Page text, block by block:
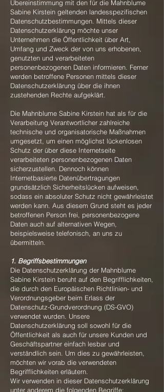
Übereinstimmung mit den für die Mahnblume
Sabine Kirstein geltenden landesspezifischen
Datenschutzbestimmungen. Mittels dieser
Datenschutzerklärung möchte unser
Unternehmen die Öffentlichkeit über Art,
Umfang und Zweck der von uns erhobenen,
genutzten und verarbeiteten
personenbezogenen Daten informieren. Ferner
werden betroffene Personen mittels dieser
Datenschutzerklärung über die ihnen
zustehenden Rechte aufgeklärt.
Die Mahnblume Sabine Kirstein hat als für die
Verarbeitung Verantwortlicher zahlreiche
technische und organisatorische Maßnahmen
umgesetzt, um einen möglichst lückenlosen
Schutz der über diese Internetseite
verarbeiteten personenbezogenen Daten
sicherzustellen. Dennoch können
Internetbasierte Datenübertragungen
grundsätzlich Sicherheitslücken aufweisen,
sodass ein absoluter Schutz nicht gewährleistet
werden kann. Aus diesem Grund steht es jeder
betroffenen Person frei, personenbezogene
Daten auch auf alternativen Wegen,
beispielsweise telefonisch, an uns zu
übermitteln.
1. Begriffsbestimmungen
Die Datenschutzerklärung der Mahnblume
Sabine Kirstein beruht auf den Begrifflichkeiten,
die durch den Europäischen Richtlinien- und
Verordnungsgeber beim Erlass der
Datenschutz-Grundverordnung (DS-GVO)
verwendet wurden. Unsere
Datenschutzerklärung soll sowohl für die
Öffentlichkeit als auch für unsere Kunden und
Geschäftspartner einfach lesbar und
verständlich sein. Um dies zu gewährleisten,
möchten wir vorab die verwendeten
Begrifflichkeiten erläutern.
Wir verwenden in dieser Datenschutzerklärung
unter anderem die folgenden Begriffe: